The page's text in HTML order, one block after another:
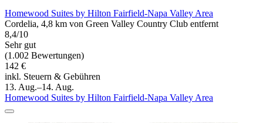
Homewood Suites by Hilton Fairfield-Napa Valley Area
Cordelia, 4,8 km von Green Valley Country Club entfernt
8,4/10
Sehr gut
(1.002 Bewertungen)
142 €
inkl. Steuern & Gebühren
13. Aug.–14. Aug.
Homewood Suites by Hilton Fairfield-Napa Valley Area